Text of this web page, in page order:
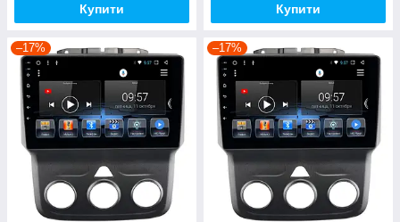
Купити Купити
–17% –17%